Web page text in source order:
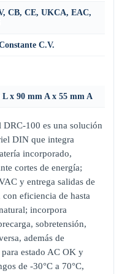
CB, CE, UKCA, EAC,
C.V.
L x 90 mm A x 55 mm A
100 es una solución
DIN que integra
incorporado,
cortes de energía;
y entrega salidas de
eficiencia de hasta
incorpora
sobretensión,
además de
estado AC OK y
de -30°C a 70°C,